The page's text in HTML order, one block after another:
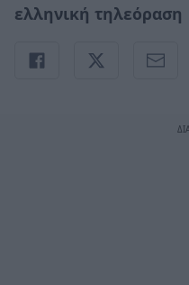
ελληνική τηλεόραση